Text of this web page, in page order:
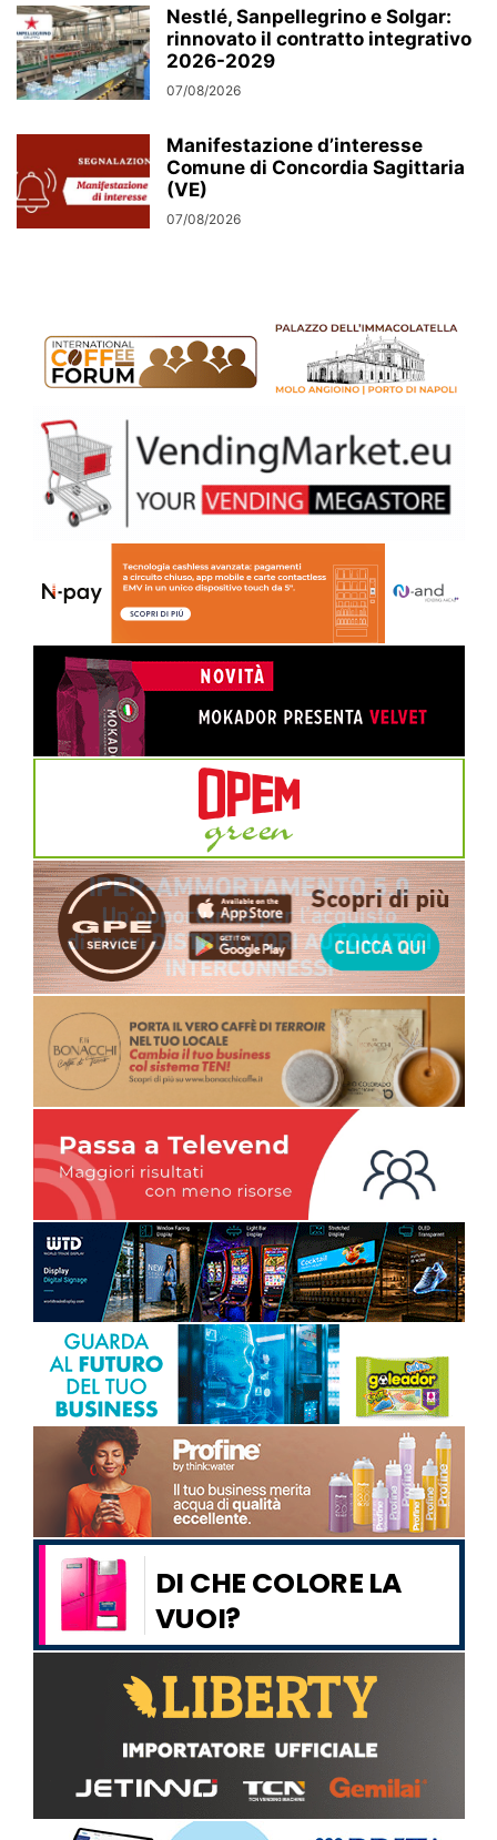
Nestlé, Sanpellegrino e Solgar:
rinnovato il contratto integrativo
2026-2029
07/08/2026
Manifestazione d’interesse
Comune di Concordia Sagittaria
(VE)
07/08/2026